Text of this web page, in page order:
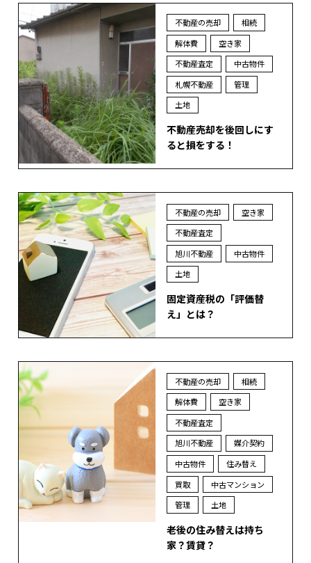
不動産の売却
相続
解体費
空き家
不動産査定
中古物件
札幌不動産
管理
土地
不動産売却を後回しにす
ると損をする！
不動産の売却
空き家
不動産査定
旭川不動産
中古物件
土地
固定資産税の「評価替
え」とは？
不動産の売却
相続
解体費
空き家
不動産査定
旭川不動産
媒介契約
中古物件
住み替え
買取
中古マンション
管理
土地
老後の住み替えは持ち
家？賃貸？